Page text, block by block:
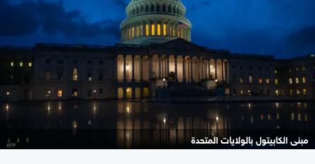
مبنى الكابيتول بالولايات المتحدة